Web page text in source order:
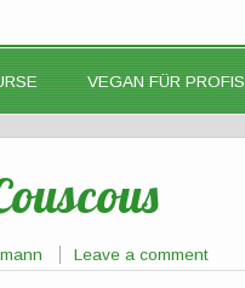
VEGAN FÜR PROFIS
Leave a comment